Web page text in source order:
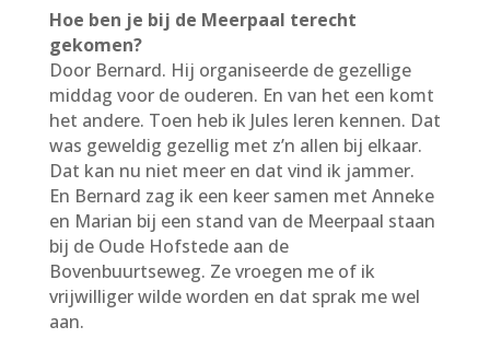
Hoe ben je bij de Meerpaal terecht
gekomen?
Door Bernard. Hij organiseerde de gezellige
middag voor de ouderen. En van het een komt
het andere. Toen heb ik Jules leren kennen. Dat
was geweldig gezellig met z’n allen bij elkaar.
Dat kan nu niet meer en dat vind ik jammer.
En Bernard zag ik een keer samen met Anneke
en Marian bij een stand van de Meerpaal staan
bij de Oude Hofstede aan de
Bovenbuurtseweg. Ze vroegen me of ik
vrijwilliger wilde worden en dat sprak me wel
aan.